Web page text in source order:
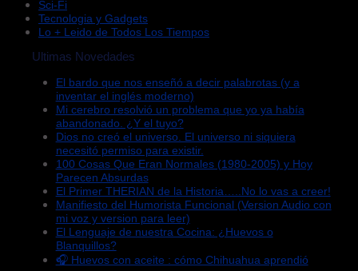
Sci-Fi
Tecnologia y Gadgets
Lo + Leido de Todos Los Tiempos
Ultimas Novedades
El bardo que nos enseñó a decir palabrotas (y a
inventar el inglés moderno)
Mi cerebro resolvió un problema que yo ya había
abandonado. ¿Y el tuyo?
Dios no creó el universo. El universo ni siquiera
necesitó permiso para existir.
100 Cosas Que Eran Normales (1980-2005) y Hoy
Parecen Absurdas
El Primer THERIAN de la Historia…..No lo vas a creer!
Manifiesto del Humorista Funcional (Version Audio con
mi voz y version para leer)
El Lenguaje de nuestra Cocina: ¿Huevos o
Blanquillos?
🎧 Huevos con aceite : cómo Chihuahua aprendió